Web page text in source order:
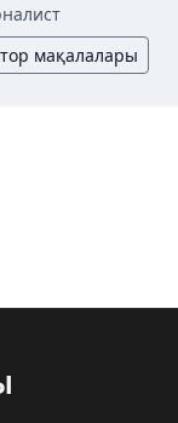
мақалалары